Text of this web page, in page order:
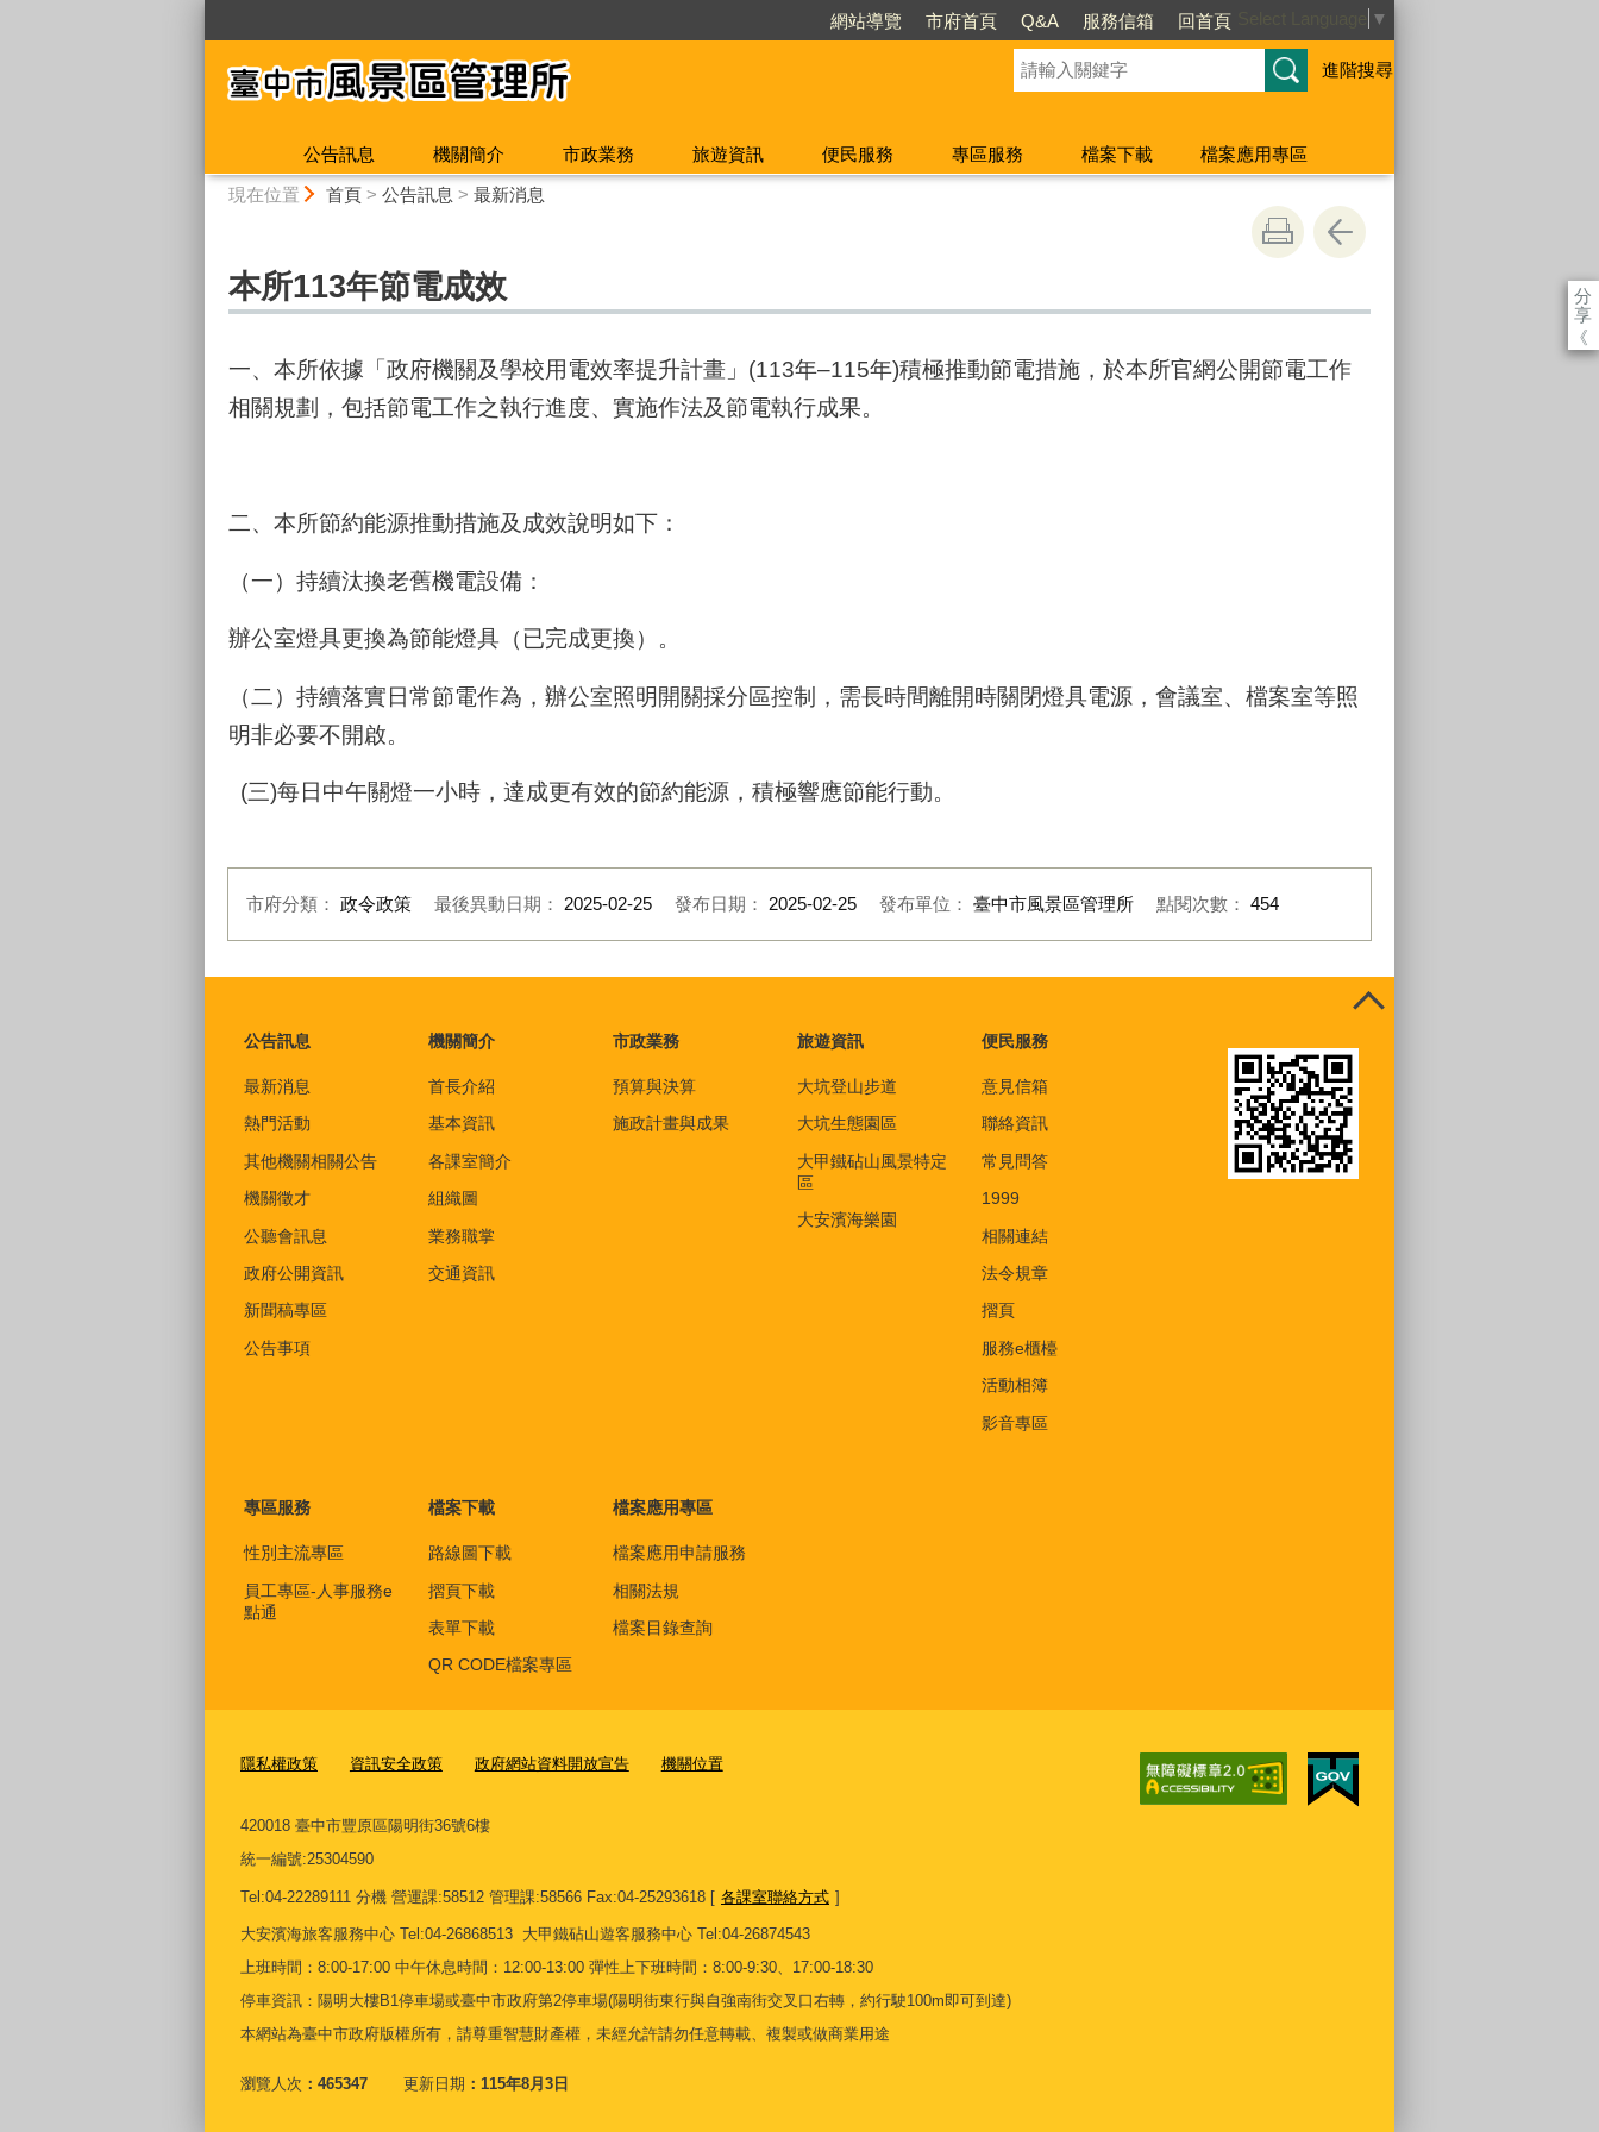
網站導覽 市府首頁 Q&A 服務信箱 回首頁 ▼
進階搜尋
公告訊息 機關簡介 市政業務 旅遊資訊 便民服務 專區服務 檔案下載
檔案應用專區
現在位置 首頁> 公告訊息 > 最新消息
分
享
《
本所113年節電成效
一、本所依據「政府機關及學校用電效率提升計畫」(113年–115年)積極推動節電措施，於本所官網公開節電工作
相關規劃，包括節電工作之執行進度、實施作法及節電執行成果。
二、本所節約能源推動措施及成效說明如下：
（一）持續汰換老舊機電設備：
辦公室燈具更換為節能燈具（已完成更換）。
（二）持續落實日常節電作為，辦公室照明開關採分區控制，需長時間離開時關閉燈具電源，會議室、檔案室等照
明非必要不開啟。
(三)每日中午關燈一小時，達成更有效的節約能源，積極響應節能行動。
市府分類： 政令政策 最後異動日期： 2025-02-25 發布日期： 2025-02-25 發布單位： 臺中市風景區管理所 點閱次數： 454
公告訊息
最新消息
熱門活動
其他機關相關公告
機關徵才
公聽會訊息
政府公開資訊
新聞稿專區
公告事項
機關簡介
首長介紹
基本資訊
各課室簡介
組織圖
業務職掌
交通資訊
市政業務
預算與決算
施政計畫與成果
旅遊資訊
大坑登山步道
大坑生態園區
大甲鐵砧山風景特定
區
大安濱海樂園
便民服務
意見信箱
聯絡資訊
常見問答
1999
相關連結
法令規章
摺頁
服務e櫃檯
活動相簿
影音專區
專區服務
性別主流專區
員工專區-人事服務e
點通
檔案下載
路線圖下載
摺頁下載
表單下載
QR CODE檔案專區
檔案應用專區
檔案應用申請服務
相關法規
檔案目錄查詢
隱私權政策 資訊安全政策 政府網站資料開放宣告 機關位置
420018 臺中市豐原區陽明街36號6樓
統一編號:25304590
Tel:04-22289111 分機 營運課:58512 管理課:58566 Fax:04-25293618 [ 各課室聯絡方式 ]
大安濱海旅客服務中心 Tel:04-26868513 大甲鐵砧山遊客服務中心 Tel:04-26874543
上班時間：8:00-17:00 中午休息時間：12:00-13:00 彈性上下班時間：8:00-9:30、17:00-18:30
停車資訊：陽明大樓B1停車場或臺中市政府第2停車場(陽明街東行與自強南街交叉口右轉，約行駛100m即可到達)
本網站為臺中市政府版權所有，請尊重智慧財產權，未經允許請勿任意轉載、複製或做商業用途
瀏覽人次 465347 更新日期 115年8月3日